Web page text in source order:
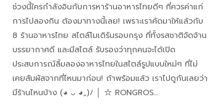
ช่วงนี้ใครกำลังอินกับการหาร้านอาหารไทยดีๆ ที่ควรค่าแก่
การไปลองกิน ต้องมาทางนี้เลย! เพราะเราคัดมาให้แล้วกับ
8 ร้านอาหารไทย สไตล์โมเดิร์นรอบกรุง ที่ทั้งรสชาติจัดจ้าน
บรรยากาศดี และมีสไตล์ รับรองว่าทุกคนจะได้เปิด
ประสบการณ์ลิ้มลองอาหารไทยในสไตล์รูปแบบใหม่ๆ ที่ไม่
เคยสัมผัสจากที่ไหนมาก่อน! ถ้าพร้อมแล้ว เราไปดูกันเลยว่า
มีร้านไหนบ้าง (◕ ᴗ ◕„)ﾉ │ ☆ RONGROS…